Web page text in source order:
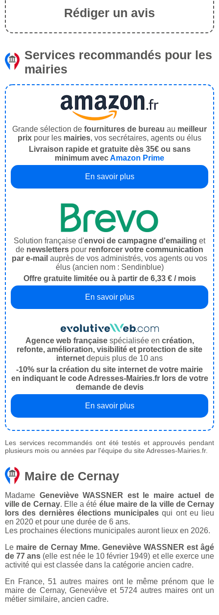
Rédiger un avis
Services recommandés pour les
mairies
Grande sélection de fournitures de bureau au meilleur
prix pour les mairies, vos secrétaires, agents ou élus
Livraison rapide et gratuite dès 35€ ou sans
minimum avecAmazon Prime
En savoir plus
Solution française d'envoi de campagne d'emailing et
de newsletters pour renforcer votre communication
par e-mail auprès de vos administrés, vos agents ou vos
élus (ancien nom : Sendinblue)
Offre gratuite limitée ou à partir de 6,33 € / mois
En savoir plus
Agence web françaisespécialisée en création,
refonte, amélioration, visibilité et protection de site
internet depuis plus de 10 ans
-10% sur la création du site internet de votre mairie
en indiquant le code Adresses-Mairies.fr lors de votre
demande de devis
En savoir plus
Les services recommandés ont été testés et approuvés pendant
plusieurs mois ou années par l'équipe du site Adresses-Mairies.fr.
Maire de Cernay
Madame Geneviève WASSNER est le maire actuel de
ville de Cernay. Elle a été élue maire de la ville de Cernay
lors des dernières élections municipales qui ont eu lieu
en 2020 et pour une durée de 6 ans.
Les prochaines élections municipales auront lieux en 2026.
Le maire de Cernay Mme. Geneviève WASSNER est âgé
de 77 ans (elle est née le 10 février 1949) et elle exerce une
activité qui est classée dans la catégorie ancien cadre.
En France, 51 autres maires ont le même prénom que le
maire de Cernay, Geneviève et 5724 autres maires ont un
métier similaire, ancien cadre.